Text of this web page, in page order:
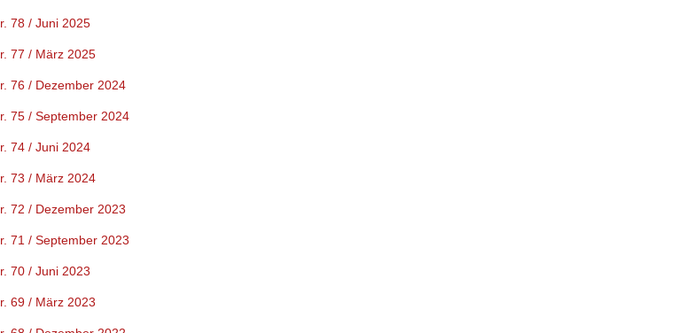
78 / Juni 2025
77 / März 2025
76 / Dezember 2024
75 / September 2024
74 / Juni 2024
73 / März 2024
72 / Dezember 2023
71 / September 2023
70 / Juni 2023
69 / März 2023